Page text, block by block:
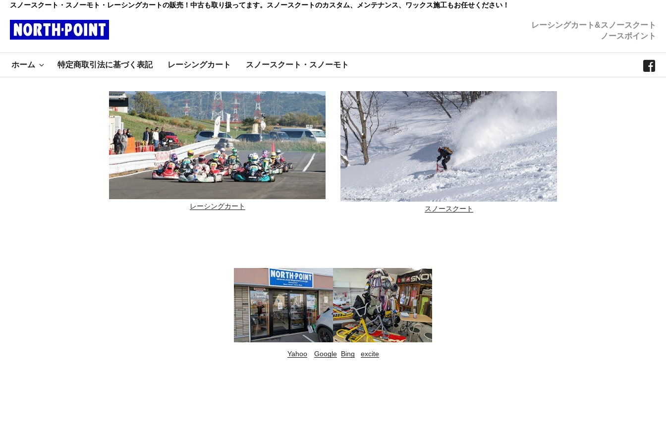
スノースクート・スノーモト・レーシングカートの販売！中古も取り扱ってます。スノースクートのカスタム、メンテナンス、ワックス施工もお任せください！
レーシング
カート・スノ
ースクート
ノースポイ
ト・カートショップ
レーシングカート&スノースクート
ノースポイント
ホーム 特定商取引法に基づく表記 レーシングカート スノースクート・スノーモト
レーシングカート スノースクート
Yahoo Google Bing excite